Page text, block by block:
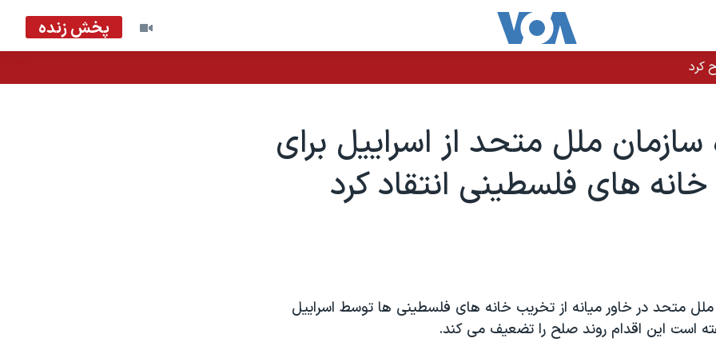
پخش زنده
سازمان ملل متحد از اسراييل برای
های فلسطينی انتقاد کرد
ملل متحد در خاور میانه از تخریب خانه های فلسطینی ها توسط اسرايیل
است این اقدام روند صلح را تضعیف می کند.